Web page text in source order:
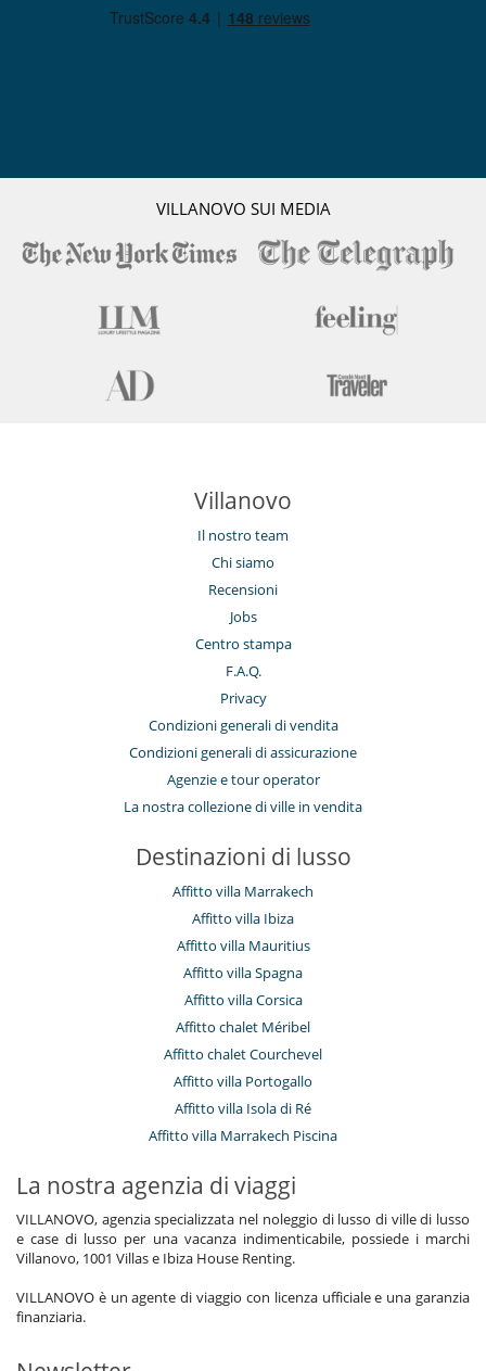
VILLANOVO SUI MEDIA
Villanovo
Il nostro team
Chi siamo
Recensioni
Jobs
Centro stampa
F.A.Q.
Privacy
Condizioni generali di vendita
Condizioni generali di assicurazione
Agenzie e tour operator
La nostra collezione di ville in vendita
Destinazioni di lusso
Affitto villa Marrakech
Affitto villa Ibiza
Affitto villa Mauritius
Affitto villa Spagna
Affitto villa Corsica
Affitto chalet Méribel
Affitto chalet Courchevel
Affitto villa Portogallo
Affitto villa Isola di Ré
Affitto villa Marrakech Piscina
La nostra agenzia di viaggi
VILLANOVO, agenzia specializzata nel noleggio di lusso di ville di lusso
e case di lusso per una vacanza indimenticabile, possiede i marchi
Villanovo, 1001 Villas e Ibiza House Renting.
VILLANOVO è un agente di viaggio con licenza ufficiale e una garanzia
finanziaria.